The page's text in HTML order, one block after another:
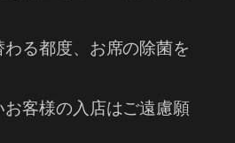
わる都度、お席の除菌を
お客様の入店はご遠慮願